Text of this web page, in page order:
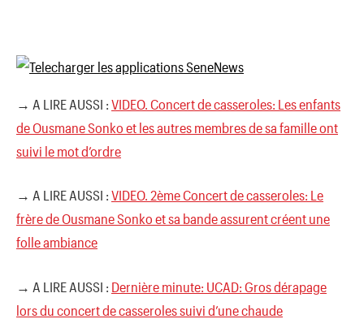
→ A LIRE AUSSI : VIDEO. Concert de casseroles: Les enfants
de Ousmane Sonko et les autres membres de sa famille ont
suivi le mot d’ordre
→ A LIRE AUSSI : VIDEO. 2ème Concert de casseroles: Le
frère de Ousmane Sonko et sa bande assurent créent une
folle ambiance
→ A LIRE AUSSI : Dernière minute: UCAD: Gros dérapage
lors du concert de casseroles suivi d’une chaude